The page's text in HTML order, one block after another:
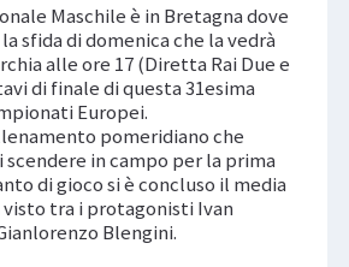
Maschile è in Bretagna dove
sfida di domenica che la vedrà
alle ore 17 (Diretta Rai Due e
di finale di questa 31esima
Europei.
pomeridiano che
in campo per la prima
di gioco si è concluso il media
tra i protagonisti Ivan
Blengini.